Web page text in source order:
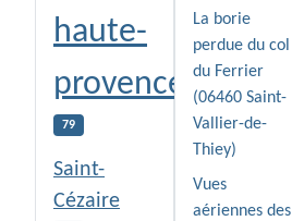
haute-
provence
79
Saint-
Cézaire
La borie
perdue du col
du Ferrier
(06460 Saint-
Vallier-de-
Thiey)
Vues
aériennes des